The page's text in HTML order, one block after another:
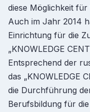
diese Möglichkeit
Auch im Jahr 2014
Einrichtung für die
„KNOWLEDGE
Entsprechend der
das „KNOWLEDGE
die Durchführung
Berufsbildung für